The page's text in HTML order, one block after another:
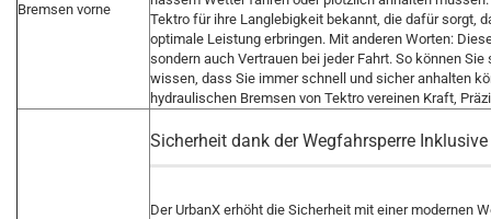
Bremsen vorne
Tektro für ihre Langlebigkeit bekannt, die dafür sorgt,
optimale Leistung erbringen. Mit anderen Worten:
sondern auch Vertrauen bei jeder Fahrt. So können
wissen, dass Sie immer schnell und sicher anhalten
hydraulischen Bremsen von Tektro vereinen Kraft,
Sicherheit dank der Wegfahrsperre Inklusive
Der UrbanX erhöht die Sicherheit mit einer modernen